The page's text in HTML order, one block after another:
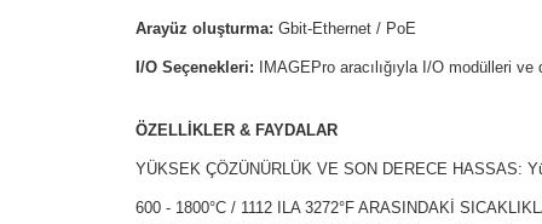
Arayüz oluşturma: Gbit-Ethernet / PoE
I/O Seçenekleri: IMAGEPro aracılığıyla I/O modülleri ve
ÖZELLİKLER & FAYDALAR
YÜKSEK ÇÖZÜNÜRLÜK VE SON DERECE HASSAS:
600 - 1800°C / 1112 ILA 3272°F ARASINDAKİ